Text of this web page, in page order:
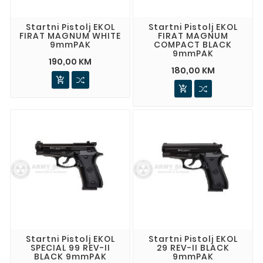
Startni Pistolj EKOL
FIRAT MAGNUM WHITE
9mmPAK
190,00 KM

Startni Pistolj EKOL
FIRAT MAGNUM
COMPACT BLACK
9mmPAK
180,00 KM

Startni Pistolj EKOL
SPECIAL 99 REV-II
BLACK 9mmPAK
Startni Pistolj EKOL
29 REV-II BLACK
9mmPAK